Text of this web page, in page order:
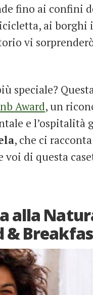
fino ai confini
ai
vi
speciale?
Award, un
e l’ospitalità
, che ci
voi di questa
alla
&